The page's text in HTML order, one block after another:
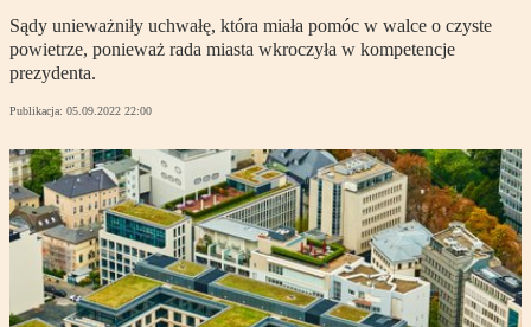
Sądy unieważniły uchwałę, która miała pomóc w walce o czyste
powietrze, ponieważ rada miasta wkroczyła w kompetencje
prezydenta.
Publikacja: 05.09.2022 22:00